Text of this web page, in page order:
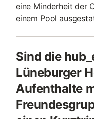
eine Minderheit der
einem Pool
Sind die
Lüneburger
Aufenthalte